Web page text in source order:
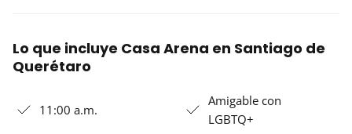
Lo que incluye Casa Arena en Santiago de
Querétaro
11:00 a.m.
Amigable con
LGBTQ+